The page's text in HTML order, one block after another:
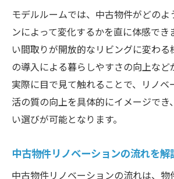
モデルルームでは、中古物件がどのよ
ンによって変化するかを直に体感でき
い間取りが開放的なリビングに変わ
の導入による暮らしやすさの向上など
実際に目で見て触れることで、リノベ
活の質の向上を具体的にイメージでき
い選びが可能となります。
中古物件リノベーションの流れを解
中古物件リノベーションの流れは、物